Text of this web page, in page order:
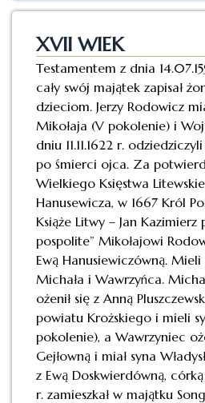
XVII WIEK
Testamentem z dnia
cały swój majątek zapisał
dzieciom. Jerzy Rodowicz
Mikołaja (V pokolenie) i
dniu 11.11.1622 r.
po śmierci ojca. Za
Wielkiego Księstwa
Hanusewicza, w 1667 Król
Książe Litwy – Jan Kazimierz
pospolite” Mikołajowi
Ewą Hanusiewiczówną.
Michała i Wawrzyńca.
ożenił się z Anną
powiatu Krożskiego i mieli
pokolenie), a Wawrzyniec
Gejłowną i miał syna
z Ewą Doskwierdówną,
r. zamieszkał w majątku